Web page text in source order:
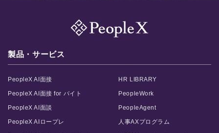
製品・サービス
PeopleX AI面接 HR LIBRARY
PeopleX AI面接 for バイト PeopleWork
PeopleX AI面談 PeopleAgent
PeopleX AIロープレ 人事AXプログラム